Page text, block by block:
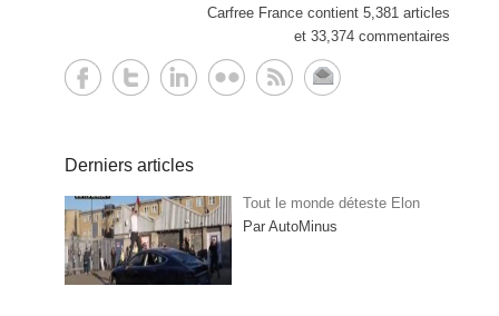
Carfree France contient 5,381 articles
et 33,374 commentaires
Derniers articles
Tout le monde déteste Elon
Par AutoMinus